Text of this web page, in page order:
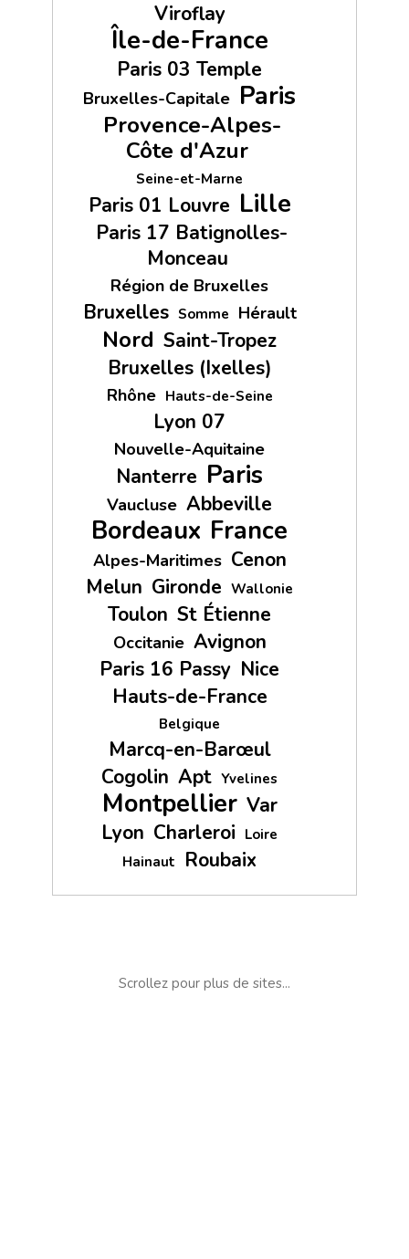
Viroflay
Île-de-France
Paris 03 Temple
Bruxelles-Capitale Paris
Provence-Alpes-
Côte d'Azur
Seine-et-Marne
Paris 01 Louvre Lille
Paris 17 Batignolles-
Monceau
Région de Bruxelles
Bruxelles Somme Hérault
Nord Saint-Tropez
Bruxelles (Ixelles)
Rhône Hauts-de-Seine
Lyon 07
Nouvelle-Aquitaine
Nanterre Paris
Vaucluse Abbeville
Bordeaux France
Alpes-Maritimes Cenon
Melun Gironde Wallonie
Toulon St Étienne
Occitanie Avignon
Paris 16 Passy Nice
Hauts-de-France
Belgique
Marcq-en-Barœul
Cogolin Apt Yvelines
Montpellier Var
Lyon Charleroi Loire
Hainaut
Roubaix
Scrollez pour plus de sites...